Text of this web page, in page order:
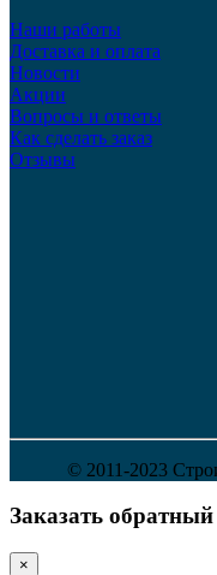
Наши работы
Доставка и оплата
Новости
Акции
Вопросы и ответы
Как сделать заказ
Отзывы
© 2011-2023
Заказать
×